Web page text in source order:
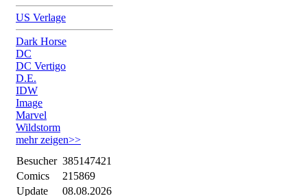
US Verlage
Dark Horse
DC
DC Vertigo
D.E.
IDW
Image
Marvel
Wildstorm
mehr zeigen>>
Besucher 385147421
Comics
215869
Update
08.08.2026